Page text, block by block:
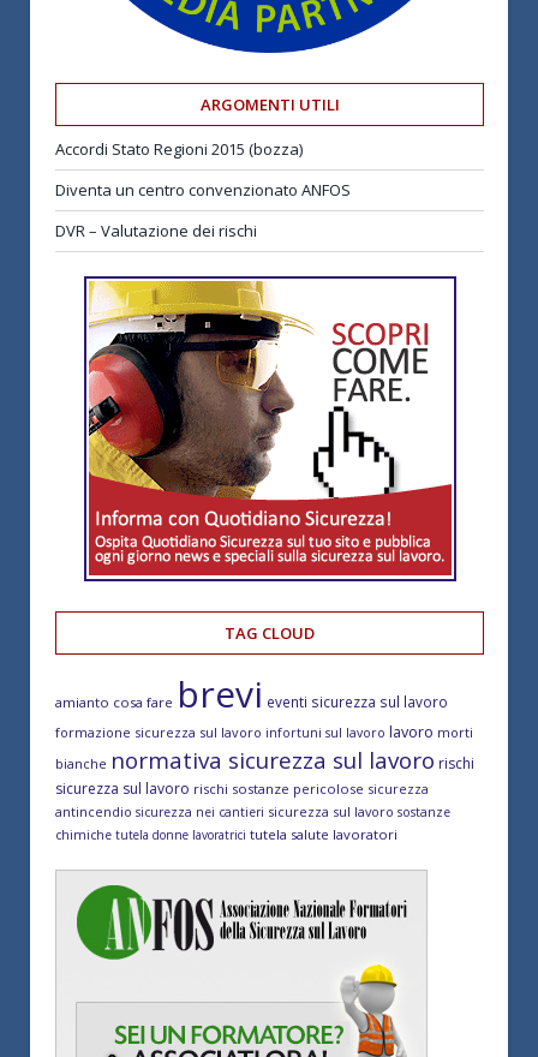
ARGOMENTI UTILI
Accordi Stato Regioni 2015 (bozza)
Diventa un centro convenzionato ANFOS
DVR – Valutazione dei rischi
TAG CLOUD
amianto cosa fare brevi eventi sicurezza sul lavoro
formazione sicurezza sul lavoro infortuni sul lavoro lavoro morti
bianche normativa sicurezza sul lavoro rischi
sicurezza sul lavoro rischi sostanze pericolose sicurezza
antincendio sicurezza nei cantieri sicurezza sul lavoro sostanze
chimiche tutela donne lavoratrici tutela salute lavoratori